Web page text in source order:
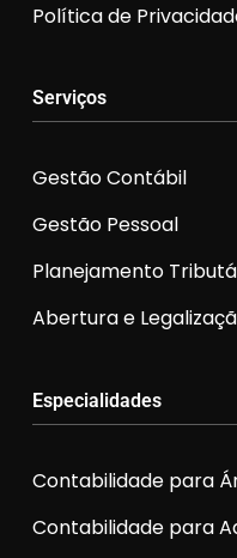
Política de
Serviços
Gestão Contábil
Gestão Pessoal
Planejamento
Abertura e
Especialidades
Contabilidade para
Contabilidade para